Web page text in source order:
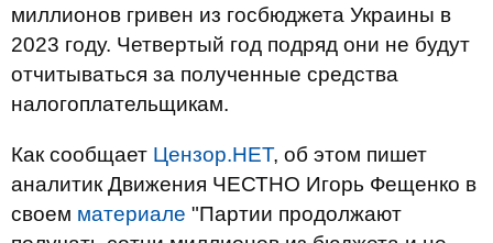
миллионов гривен из госбюджета Украины в
2023 году. Четвертый год подряд они не будут
отчитываться за полученные средства
налогоплательщикам.
Как сообщает Цензор.НЕТ, об этом пишет
аналитик Движения ЧЕСТНО Игорь Фещенко в
своем материале "Партии продолжают